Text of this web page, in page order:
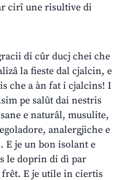
cirî une risultive di
di cûr ducj chei che
la fieste dal cjalcin, e
che a àn fat i cjalcins! I
pe salût dai nestris
e naturâl, musulite,
analergjiche e
E je un bon isolant e
le doprin di dì par
E je utile in ciertis